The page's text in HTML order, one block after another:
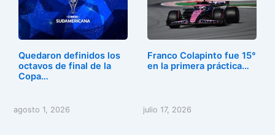
Quedaron definidos los
octavos de final de la
Copa…
agosto 1, 2026
Franco Colapinto fue 15°
en la primera práctica…
julio 17, 2026